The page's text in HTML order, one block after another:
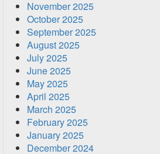
November 2025
October 2025
September 2025
August 2025
July 2025
June 2025
May 2025
April 2025
March 2025
February 2025
January 2025
December 2024